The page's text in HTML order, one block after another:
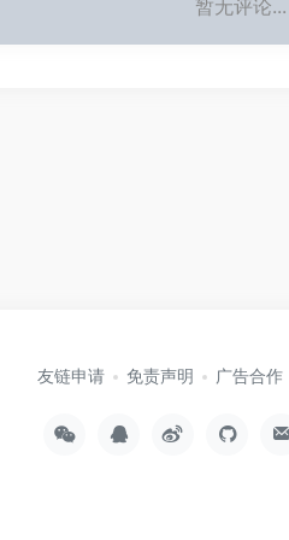
暂无评论...
友链申请 免责声明 广告合作